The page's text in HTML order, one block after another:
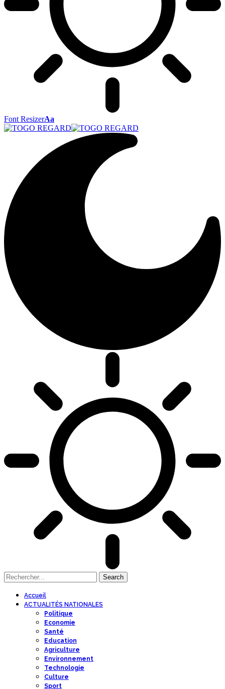
Font ResizerAa
Accueil
ACTUALITÉS NATIONALES
Politique
Economie
Santé
Education
Agriculture
Environnement
Technologie
Culture
Sport